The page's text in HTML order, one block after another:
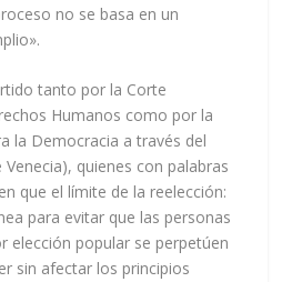
no se basa en un
tanto por la Corte
Humanos como por la
la Democracia a través del
quienes con palabras
que el límite de la reelección:
para evitar que las personas
elección popular se perpetúen
sin afectar los principios